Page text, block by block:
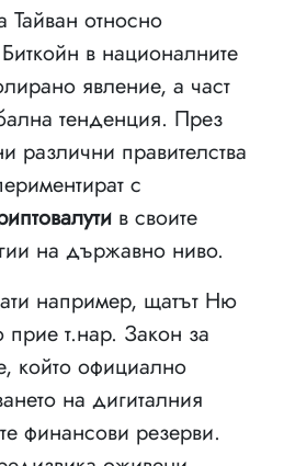
Тайван относно
в националните
явление, а част
тенденция. През
различни правителства
с
в своите
на държавно ниво.
например, щатът Ню
т.нар. Закон за
който официално
на дигиталния
финансови резерви.